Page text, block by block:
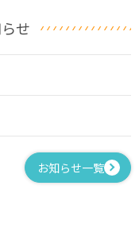
せ
お知らせ一覧